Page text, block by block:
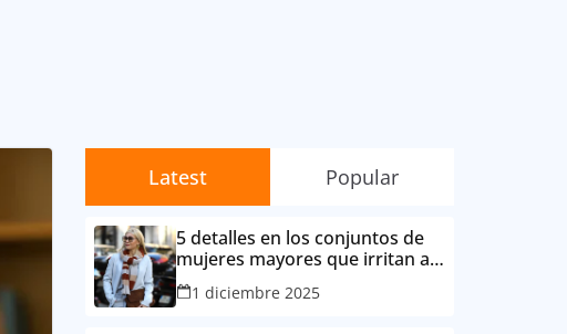
Latest Popular
5 detalles en los conjuntos de
mujeres mayores que irritan a
sus contemporáneas.
1 diciembre 2025